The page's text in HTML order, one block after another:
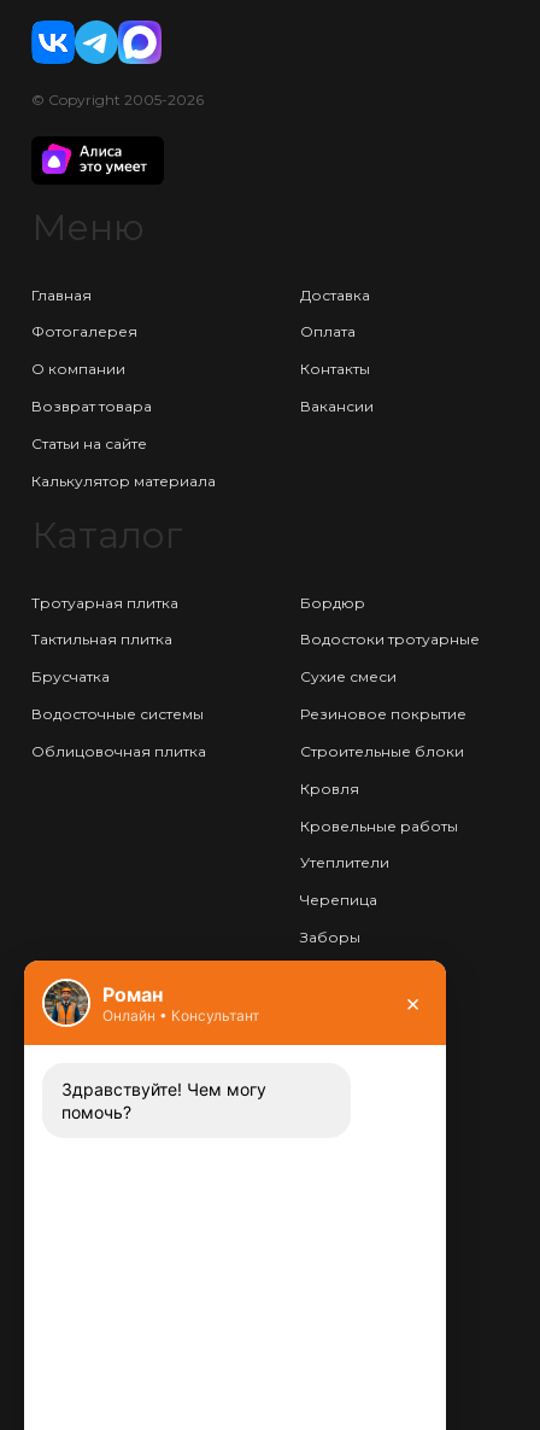
© Copyright 2005-2026
Меню
Главная
Фотогалерея
О компании
Возврат товара
Статьи на сайте
Калькулятор материала
Доставка
Оплата
Контакты
Вакансии
Каталог
Тротуарная плитка
Тактильная плитка
Брусчатка
Водосточные системы
Облицовочная плитка
Бордюр
Водостоки тротуарные
Сухие смеси
Резиновое покрытие
Строительные блоки
Кровля
Кровельные работы
Утеплители
Черепица
Заборы
Контакты
Заказать звонок
Роман
Онлайн • Консультант ×
Здравствуйте! Чем могу
помочь?